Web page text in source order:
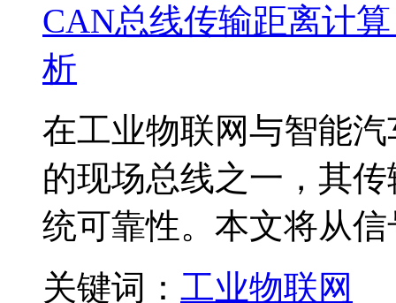
CAN总线传输距离计
析
在工业物联网与智能
的现场总线之一，其
统可靠性。本文将从信
关键词： 工业物联网